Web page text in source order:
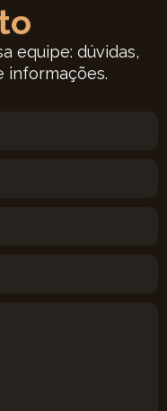
equipe: dúvidas,
informações.